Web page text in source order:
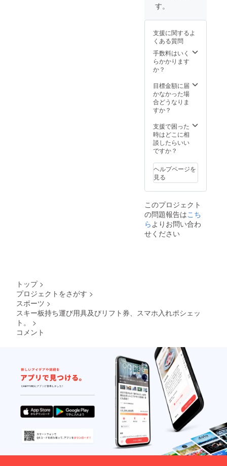
が適し
ポ
シェッ
トは透
明の塩
ビ製で
ショル
ダー紐
の色は
乳白
タビラ
イザー
の色
は、
草色、
赤の中
から選
べま
考欄に
希望の
色、必
要個数
を記入
が7㎜、
輪の直
シェッ
トは二
重防水
構造
で、リ
フト券
入れが
120㎜
×100
㎜、ス
マホ入
れは120
㎜×180
㎜で落
す。
支援に関するよ
くある質問
手数料はいく
らかかります
か？
目標金額に届
かなかった場
合どうなりま
すか？
支援で困った
時はどこに相
談したらいい
ですか？
ヘルプページを
見る
このプロジェクト
の問題報告はこち
らよりお問い合わ
せください
トップ >
プロジェクトをさがす >
スポーツ >
スキー板持ち運び用具及びリフト券、スマホ入れポシェッ
ト。
>
コメント